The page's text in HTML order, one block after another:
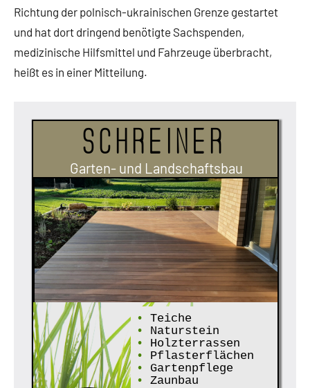
Richtung der polnisch-ukrainischen Grenze gestartet
und hat dort dringend benötigte Sachspenden,
medizinische Hilfsmittel und Fahrzeuge überbracht,
heißt es in einer Mitteilung.
Schreiner
Garten- und Landschaftsbau
•
Teiche
•
Naturstein
•
Holzterrassen
•
Pflasterflächen
•
Gartenpflege
•
Zaunbau